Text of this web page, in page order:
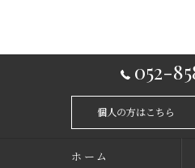
052-
個人の方はこちら
ホーム